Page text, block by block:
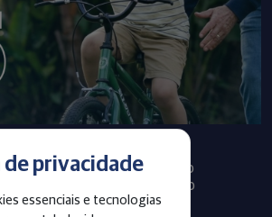
de privacidade
essenciais e tecnologias
Infraprev publica Relatório
Anual com informações do
exercício 2025